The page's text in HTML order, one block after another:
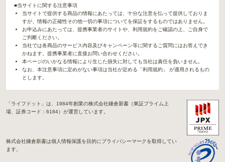
■当サイトに関する注意事項
当サイトで提供する商品の情報にあたっては、十分な注意を払って提供しておりま
すが、情報の正確性その他一切の事項についてを保証をするものではありません。
お申込みにあたっては、提携事業者のサイトや、利用規約をご確認の上、ご自身で
ご判断ください。
当社では各商品のサービス内容及びキャンペーン等に関するご質問にはお答えでき
かねます。提携事業者に直接お問い合わせください。
本ページのいかなる情報により生じた損失に対しても当社は責任を負いません。
なお、本注意事項に定めがない事項は当社が定める「利用規約」 が適用されるもの
とします。
「ライフドット」は、1984年創業の株式会社鎌倉新書（東証プライム上
場、証券コード：6184）が運営しています。
株式会社鎌倉新書は個人情報保護を目的にプライバシーマークを取得してい
ます。